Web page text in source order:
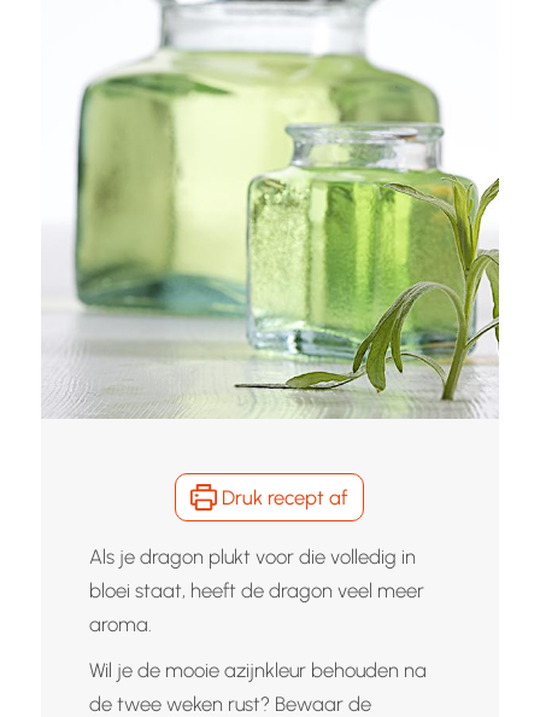
Druk recept af
Als je dragon plukt voor die volledig in
bloei staat, heeft de dragon veel meer
aroma.
Wil je de mooie azijnkleur behouden na
de twee weken rust? Bewaar de